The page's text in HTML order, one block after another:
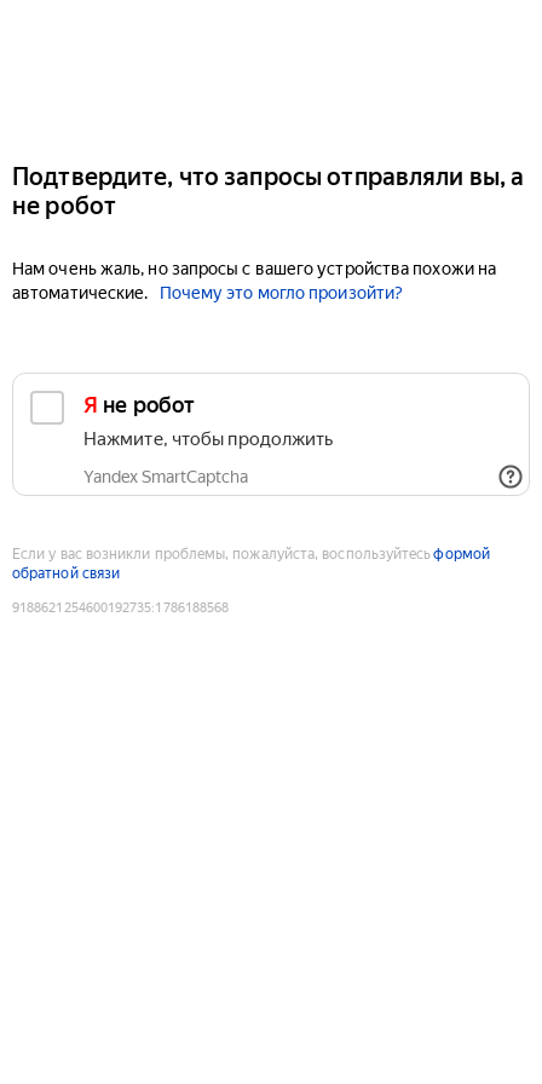
Подтвердите, что запросы отправляли вы, а
не робот
Нам очень жаль, но запросы с вашего устройства похожи на
автоматические.
Почему это могло произойти?
Я не робот
Нажмите, чтобы продолжить
Yandex SmartCaptcha
Если у вас возникли проблемы, пожалуйста, воспользуйтесьформой
обратной связи
9188621254600192735:1786188568